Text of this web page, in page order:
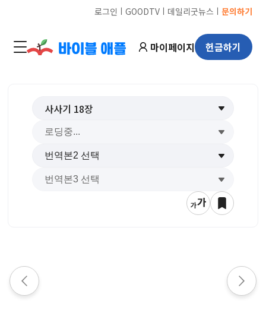
로그인 ㅣ GOODTVㅣ 데일리굿뉴스 ㅣ 문의하기
마이페이지 헌금하기
사사기 18장